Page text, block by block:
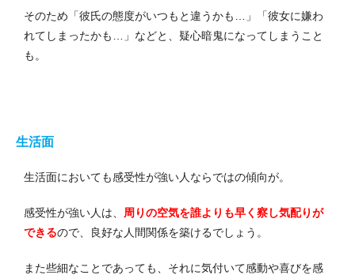
そのため「彼氏の態度がいつもと違うかも…」「彼女に嫌わ
れてしまったかも…」などと、疑心暗鬼になってしまうこと
も。
生活面
生活面においても感受性が強い人ならではの傾向が。
感受性が強い人は、 周りの空気を誰よりも早く察し気配りが
できるので、良好な人間関係を築けるでしょう。
また些細なことであっても、それに気付いて感動や喜びを感